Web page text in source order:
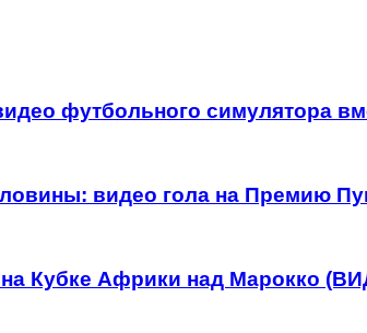
футбольного симулятора
видео гола на Премию
на Кубке Африки над Марокко